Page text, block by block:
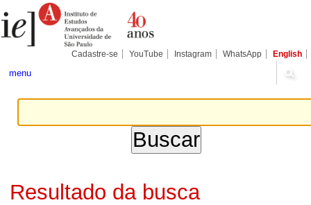
para
conteúdo.
Pessoais
Cadastre-se YouTube Instagram WhatsApp English
menu
Resultado da busca